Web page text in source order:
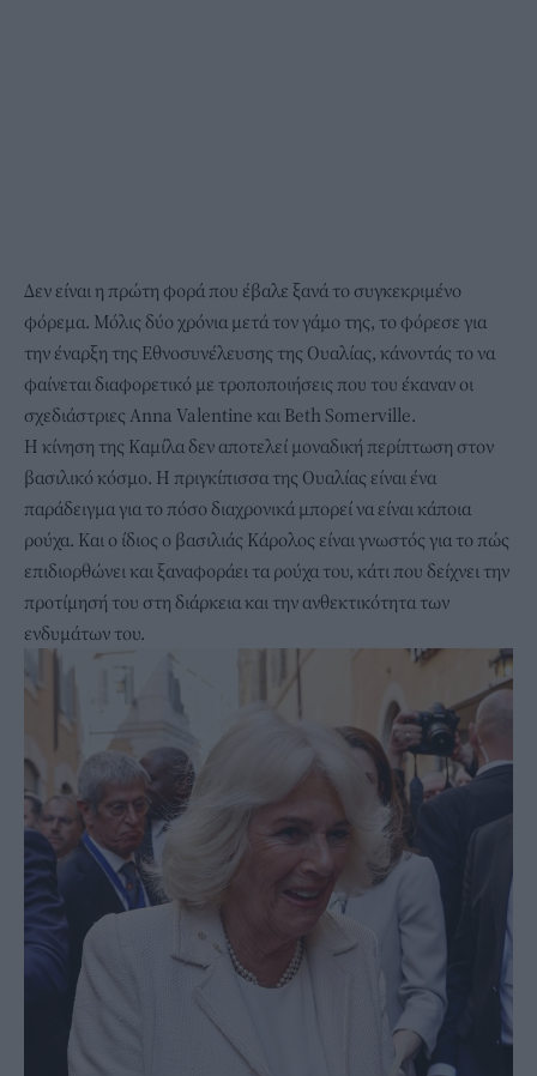
Δεν είναι η πρώτη φορά που έβαλε ξανά το συγκεκριμένο
φόρεμα. Μόλις δύο χρόνια μετά τον γάμο της, το φόρεσε για
την έναρξη της Εθνοσυνέλευσης της Ουαλίας, κάνοντάς το να
φαίνεται διαφορετικό με τροποποιήσεις που του έκαναν οι
σχεδιάστριες Anna Valentine και Beth Somerville.
Η κίνηση της Καμίλα δεν αποτελεί μοναδική περίπτωση στον
βασιλικό κόσμο. Η πριγκίπισσα της Ουαλίας είναι ένα
παράδειγμα για το πόσο διαχρονικά μπορεί να είναι κάποια
ρούχα. Και ο ίδιος ο βασιλιάς Κάρολος είναι γνωστός για το πώς
επιδιορθώνει και ξαναφοράει τα ρούχα του, κάτι που δείχνει την
προτίμησή του στη διάρκεια και την ανθεκτικότητα των
ενδυμάτων του.